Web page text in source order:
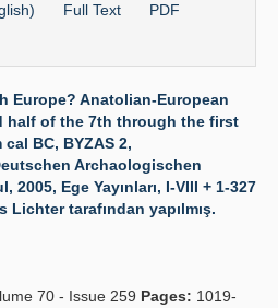
Full Text PDF
Europe? Anatolian-European
half of the 7th through the first
BC, BYZAS 2,
Archaologischen
Ege Yayınları, I-VIII + 1-327
tarafından yapılmış.
70 - Issue 259 Pages: 1019-